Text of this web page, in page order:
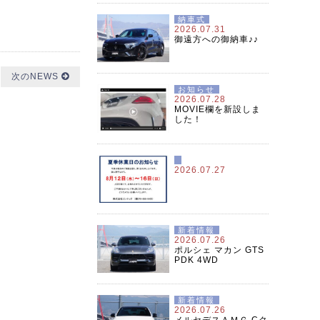
次のNEWS
納車式
2026.07.31
御遠方への御納車♪♪
お知らせ
2026.07.28
MOVIE欄を新設しま
した！
2026.07.27
新着情報
2026.07.26
ポルシェ マカン GTS
PDK 4WD
新着情報
2026.07.26